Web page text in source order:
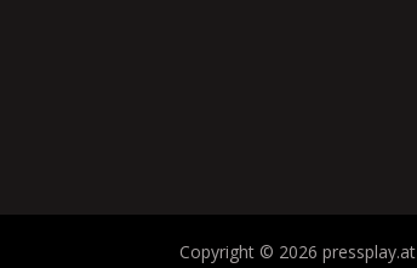
Copyright © 2026 pressplay.at